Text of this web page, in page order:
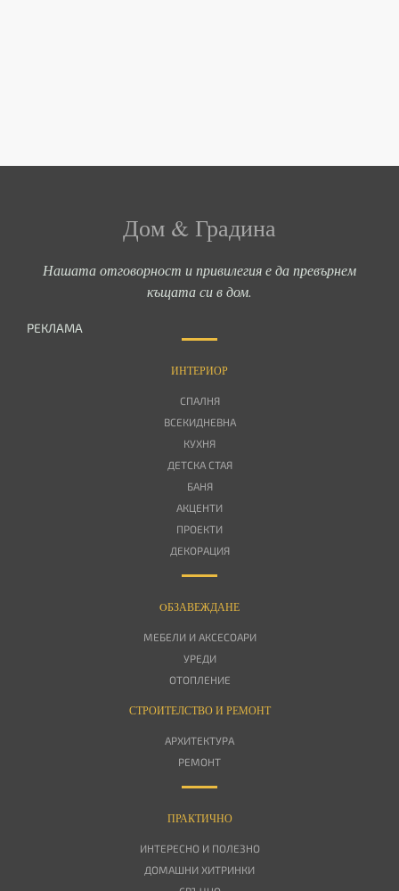
Дом & Градина
Нашата отговорност и привилегия е да превърнем
къщата си в дом.
РЕКЛАМА
ИНТЕРИОР
СПАЛНЯ
ВСЕКИДНЕВНА
КУХНЯ
ДЕТСКА СТАЯ
БАНЯ
АКЦЕНТИ
ПРОЕКТИ
ДЕКОРАЦИЯ
OБЗАВЕЖДАНЕ
МЕБЕЛИ И АКСЕСОАРИ
УРЕДИ
ОТОПЛЕНИЕ
СТРОИТЕЛСТВО И РЕМОНТ
АРХИТЕКТУРА
РЕМОНТ
ПРАКТИЧНО
ИНТЕРЕСНО И ПОЛЕЗНО
ДОМАШНИ ХИТРИНКИ